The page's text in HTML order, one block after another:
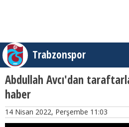
Trabzonspor
Abdullah Avcı'dan
haber
14 Nisan 2022, Perşembe 11:03